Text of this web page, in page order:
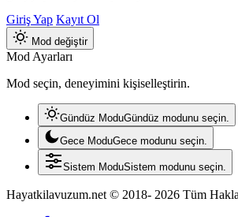
Giriş Yap Kayıt Ol
Mod değiştir
Mod Ayarları
Mod seçin, deneyimini kişiselleştirin.
Gündüz ModuGündüz modunu seçin.
Gece ModuGece modunu seçin.
Sistem ModuSistem modunu seçin.
Hayatkilavuzum.net © 2018- 2026 Tüm